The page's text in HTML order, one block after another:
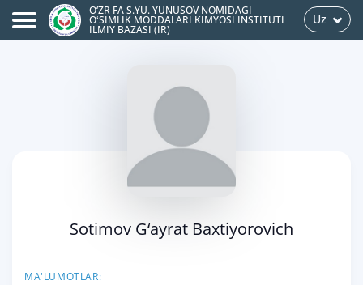
O‘ZR FA S.YU. YUNUSOV NOMIDAGI
OʻSIMLIK MODDALARI KIMYOSI INSTITUTI
ILMIY BAZASI (IR)
Uz
Sotimov G‘ayrat Baxtiyorovich
MA'LUMOTLAR: